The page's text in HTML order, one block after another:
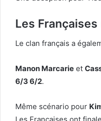
Les
Le clan français a
Manon Marcarie et
6/3 6/2.
Même scénario pour